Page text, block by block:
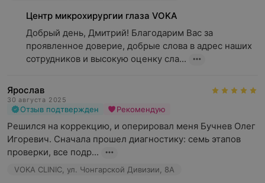
Центр микрохирургии глаза VOKA
Добрый день, Дмитрий! Благодарим Вас за
проявленное доверие, добрые слова в адрес наших
сотрудников и высокую оценку сла...
Ярослав
30 августа 2025
Отзыв подтвержден Рекомендую
Решился на коррекцию, и оперировал меня Бучнев Олег
Игоревич. Сначала прошел диагностику: семь этапов
проверки, все подр...
VOKA CLINIC, ул. Чонгарской Дивизии, 8А